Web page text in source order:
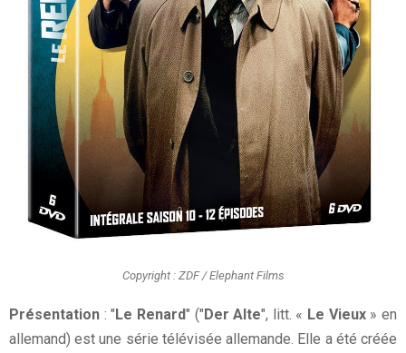
Copyright : ZDF / Elephant Films
Présentation : "Le Renard" ("Der Alte", litt. « Le Vieux» en
allemand) est une série télévisée allemande. Elle a été créée